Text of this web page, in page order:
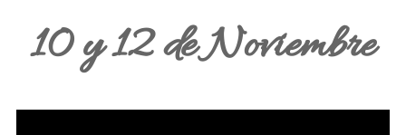
10 y 12 de Noviembre